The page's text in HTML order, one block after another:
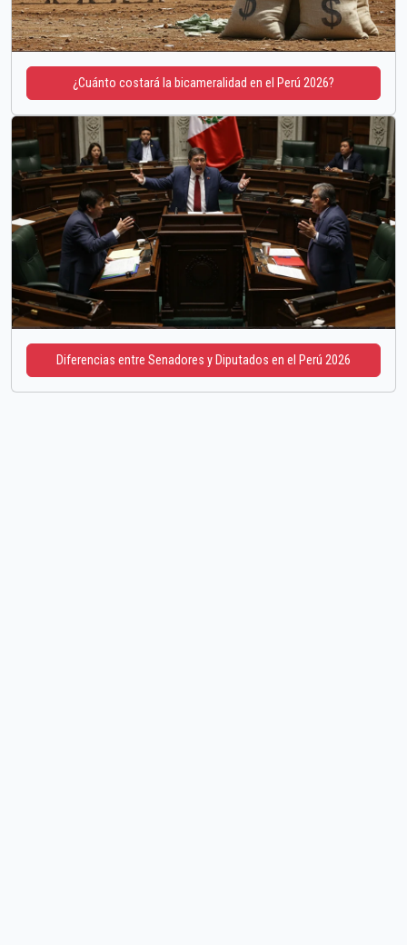
¿Cuánto costará la bicameralidad en el Perú 2026?
Diferencias entre Senadores y Diputados en el Perú 2026